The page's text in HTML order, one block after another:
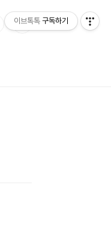
이브톡톡 구독하기